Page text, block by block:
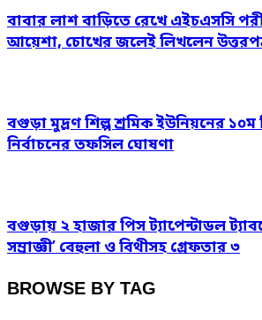
বাবার লাশ বাড়িতে রেখে এইচএসসি
আয়েশা, চোখের জলেই লিখলেন
বগুড়া মুদ্রণ শিল্প শ্রমিক ইউনিয়নের ১০ম
নির্বাচনের তফসিল ঘোষণা
বগুড়ায় ২ হাজার পিস ট্যাপেন্টাডল
সম্রাজ্ঞী’ বেহুলা ও বিথীসহ গ্রেফতার ৩
BROWSE BY TAG